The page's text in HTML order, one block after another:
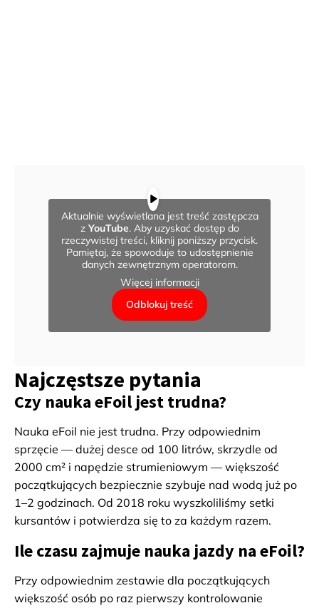
Aktualnie wyświetlana jest treść zastępcza
z YouTube. Aby uzyskać dostęp do
rzeczywistej treści, kliknij poniższy przycisk.
Pamiętaj, że spowoduje to udostępnienie
danych zewnętrznym operatorom.
Więcej informacji
Odblokuj treść
Najczęstsze pytania
Czy nauka eFoil jest trudna?
Nauka eFoil nie jest trudna. Przy odpowiednim
sprzęcie — dużej desce od 100 litrów, skrzydle od
2000 cm² i napędzie strumieniowym — większość
początkujących bezpiecznie szybuje nad wodą już po
1–2 godzinach. Od 2018 roku wyszkoliliśmy setki
kursantów i potwierdza się to za każdym razem.
Ile czasu zajmuje nauka jazdy na eFoil?
Przy odpowiednim zestawie dla początkujących
większość osób po raz pierwszy kontrolowanie